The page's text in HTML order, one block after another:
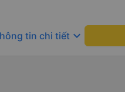
tin chi tiết keyboard_arrow_down